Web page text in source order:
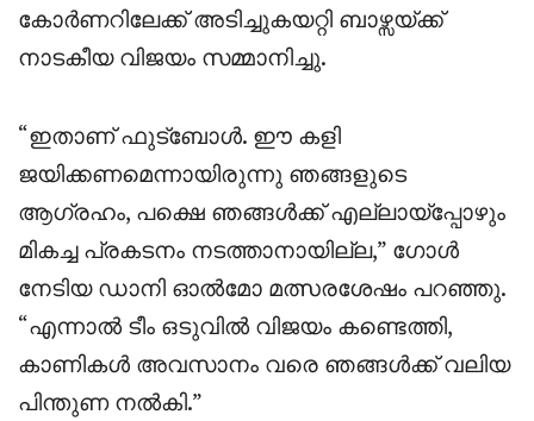
കോർണറിലേക്ക് അടിച്ചുകയറ്റി ബാഴ്സയ്ക്ക്
നാടകീയ വിജയം സമ്മാനിച്ചു.
“ഇതാണ് ഫുട്ബോൾ. ഈ കളി
ജയിക്കണമെന്നായിരുന്നു ഞങ്ങളുടെ
ആഗ്രഹം, പക്ഷെ ഞങ്ങൾക്ക് എല്ലായ്പ്പോഴും
മികച്ച പ്രകടനം നടത്താനായില്ല,” ഗോൾ
നേടിയ ഡാനി ഓൽമോ മത്സരശേഷം പറഞ്ഞു.
“എന്നാൽ ടീം ഒടുവിൽ വിജയം കണ്ടെത്തി,
കാണികൾ അവസാനം വരെ ഞങ്ങൾക്ക് വലിയ
പിന്തുണ നൽകി.”